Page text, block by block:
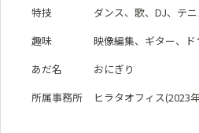
特技
ダンス、歌、DJ、テ
趣味
映像編集、ギター、
あだ名
おにぎり
所属事務所
ヒラタオフィス(2023